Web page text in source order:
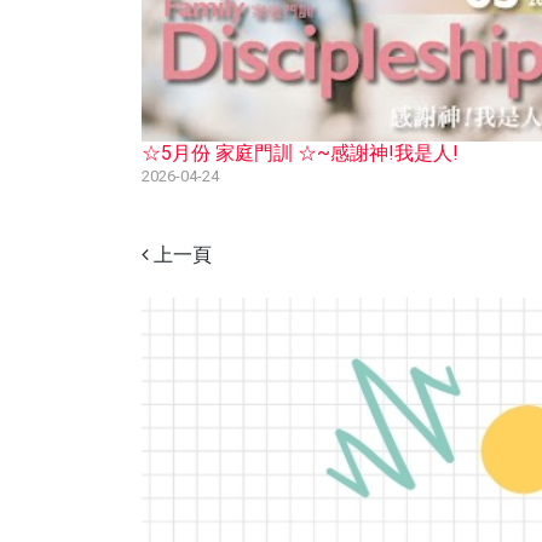
☆5月份 家庭門訓 ☆~感謝神!我是人!
2026-04-24
上一頁